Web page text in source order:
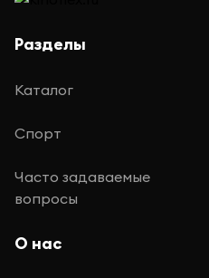
Разделы
Каталог
Спорт
Часто задаваемые
вопросы
О нас